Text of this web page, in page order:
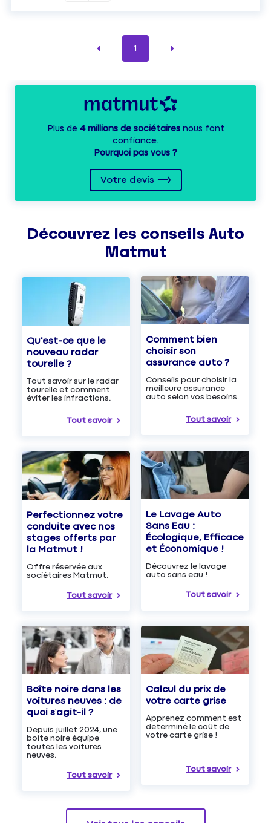
1
Plus de 4 millions de sociétairesnous font
confiance.
Pourquoi pas vous ?
Votre devis
Découvrez les conseils Auto
Matmut
Qu'est-ce que le
nouveau radar
tourelle ?
Tout savoir sur le radar
tourelle et comment
éviter les infractions.
Tout savoir
Comment bien
choisir son
assurance auto ?
Conseils pour choisir la
meilleure assurance
auto selon vos besoins.
Tout savoir
Perfectionnez votre
conduite avec nos
stages offerts par
la Matmut !
Offre réservée aux
sociétaires Matmut.
Tout savoir
Le Lavage Auto
Sans Eau :
Écologique, Efficace
et Économique !
Découvrez le lavage
auto sans eau !
Tout savoir
Boîte noire dans les
voitures neuves : de
quoi s’agit-il ?
Depuis juillet 2024, une
boîte noire équipe
toutes les voitures
neuves.
Tout savoir
Calcul du prix de
votre carte grise
Apprenez comment est
determiné le coût de
votre carte grise !
Tout savoir